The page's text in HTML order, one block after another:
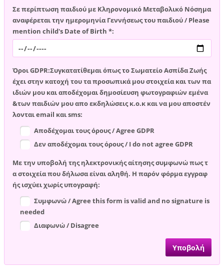
Σε περίπτωση παιδιού με Κληρονομικό Μεταβολικό Νόσημα
αναφέρεται την ημερομηνία Γεννήσεως του παιδιού / Please
mention child's Date of Birth *:
Όροι GDPR:Συγκατατίθεμαι όπως το Σωματείο Ασπίδα Ζωής
έχει στην κατοχή του τα προσωπικά μου στοιχεία και των πα
ιδιών μου και αποδέχομαι δημοσίευση φωτογραφιών εμένα
&των παιδιών μου απο εκδηλώσεις κ.ο.κ και να μου αποστέν
λονται email και sms:
Αποδέχομαι τους όρους / Agree GDPR
Δεν αποδέχομαι τους όρους / I do not agree GDPR
Με την υποβολή της ηλεκτρονικής αίτησης συμφωνώ πως τ
α στοιχεία που δήλωσα είναι αληθή. Η παρόν φόρμα εγγραφ
ής ισχύει χωρίς υπογραφή:
Συμφωνώ / Agree this form is valid and no signature is
needed
Διαφωνώ / Disagree